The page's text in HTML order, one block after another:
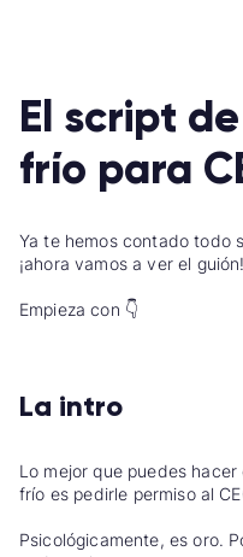
El script
frío para
Ya te hemos contado todo
¡ahora vamos a ver el guión!
Empieza con 👇
La intro
Lo mejor que puedes
frío es pedirle permiso al
Psicológicamente, es oro.